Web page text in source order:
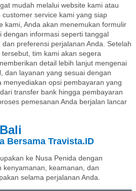
mudah melalui website kami atau
service kami yang siap
kami, Anda akan menemukan formulir
dengan informasi seperti tanggal
preferensi perjalanan Anda. Setelah
tim kami akan segera
detail lebih lanjut mengenai
dan layanan yang sesuai dengan
menyediakan opsi pembayaran yang
transfer bank hingga pembayaran
pemesanan Anda berjalan lancar
Bersama Travista.ID
ke Nusa Penida dengan
kenyamanan, keamanan, dan
selama perjalanan Anda.